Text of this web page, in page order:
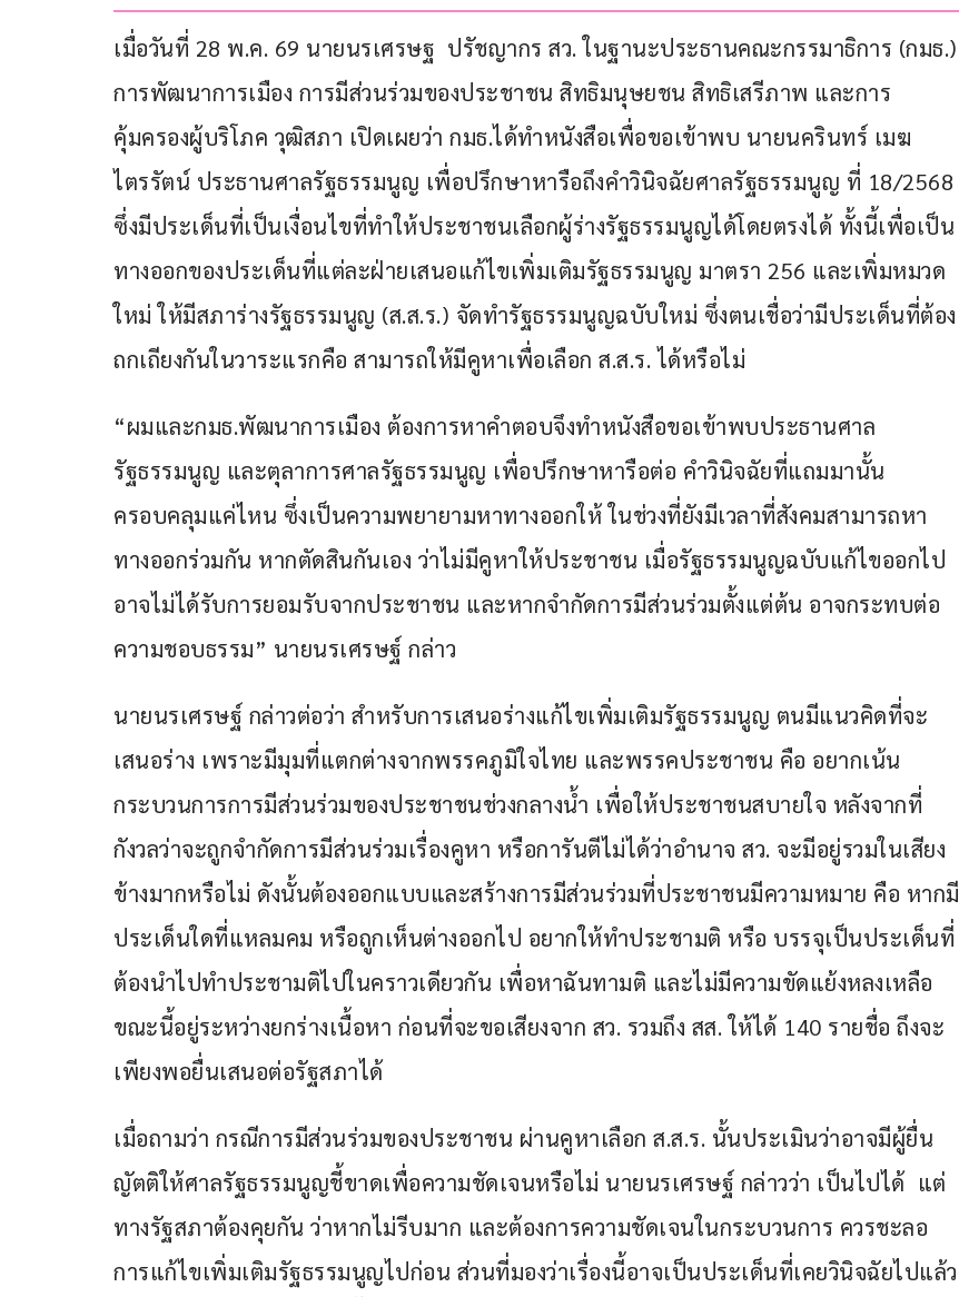
เมื่อวันที่ 28 พ.ค. 69 นายนรเศรษฐ  ปรัชญากร สว. ในฐานะประธานคณะกรรมาธิการ (กมธ.)
การพัฒนาการเมือง การมีส่วนร่วมของประชาชน สิทธิมนุษยชน สิทธิเสรีภาพ และการ
คุ้มครองผู้บริโภค วุฒิสภา เปิดเผยว่า กมธ.ได้ทำหนังสือเพื่อขอเข้าพบ นายนครินทร์ เมฆ
ไตรรัตน์ ประธานศาลรัฐธรรมนูญ เพื่อปรึกษาหารือถึงคำวินิจฉัยศาลรัฐธรรมนูญ ที่ 18/2568
ซึ่งมีประเด็นที่เป็นเงื่อนไขที่ทำให้ประชาชนเลือกผู้ร่างรัฐธรรมนูญได้โดยตรงได้ ทั้งนี้เพื่อเป็น
ทางออกของประเด็นที่แต่ละฝ่ายเสนอแก้ไขเพิ่มเติมรัฐธรรมนูญ มาตรา 256 และเพิ่มหมวด
ใหม่ ให้มีสภาร่างรัฐธรรมนูญ (ส.ส.ร.) จัดทำรัฐธรรมนูญฉบับใหม่ ซึ่งตนเชื่อว่ามีประเด็นที่ต้อง
ถกเถียงกันในวาระแรกคือ สามารถให้มีคูหาเพื่อเลือก ส.ส.ร. ได้หรือไม่
“ผมและกมธ.พัฒนาการเมือง ต้องการหาคำตอบจึงทำหนังสือขอเข้าพบประธานศาล
รัฐธรรมนูญ และตุลาการศาลรัฐธรรมนูญ เพื่อปรึกษาหารือต่อ คำวินิจฉัยที่แถมมานั้น
ครอบคลุมแค่ไหน ซึ่งเป็นความพยายามหาทางออกให้ ในช่วงที่ยังมีเวลาที่สังคมสามารถหา
ทางออกร่วมกัน หากตัดสินกันเอง ว่าไม่มีคูหาให้ประชาชน เมื่อรัฐธรรมนูญฉบับแก้ไขออกไป
อาจไม่ได้รับการยอมรับจากประชาชน และหากจำกัดการมีส่วนร่วมตั้งแต่ต้น อาจกระทบต่อ
ความชอบธรรม” นายนรเศรษฐ์ กล่าว
นายนรเศรษฐ์ กล่าวต่อว่า สำหรับการเสนอร่างแก้ไขเพิ่มเติมรัฐธรรมนูญ ตนมีแนวคิดที่จะ
เสนอร่าง เพราะมีมุมที่แตกต่างจากพรรคภูมิใจไทย และพรรคประชาชน คือ อยากเน้น
กระบวนการการมีส่วนร่วมของประชาชนช่วงกลางน้ำ เพื่อให้ประชาชนสบายใจ หลังจากที่
กังวลว่าจะถูกจำกัดการมีส่วนร่วมเรื่องคูหา หรือการันตีไม่ได้ว่าอำนาจ สว. จะมีอยู่รวมในเสียง
ข้างมากหรือไม่ ดังนั้นต้องออกแบบและสร้างการมีส่วนร่วมที่ประชาชนมีความหมาย คือ หากมี
ประเด็นใดที่แหลมคม หรือถูกเห็นต่างออกไป อยากให้ทำประชามติ หรือ บรรจุเป็นประเด็นที่
ต้องนำไปทำประชามติไปในคราวเดียวกัน เพื่อหาฉันทามติ และไม่มีความขัดแย้งหลงเหลือ
ขณะนี้อยู่ระหว่างยกร่างเนื้อหา ก่อนที่จะขอเสียงจาก สว. รวมถึง สส. ให้ได้ 140 รายชื่อ ถึงจะ
เพียงพอยื่นเสนอต่อรัฐสภาได้
เมื่อถามว่า กรณีการมีส่วนร่วมของประชาชน ผ่านคูหาเลือก ส.ส.ร. นั้นประเมินว่าอาจมีผู้ยื่น
ญัตติให้ศาลรัฐธรรมนูญชี้ขาดเพื่อความชัดเจนหรือไม่ นายนรเศรษฐ์ กล่าวว่า เป็นไปได้  แต่
ทางรัฐสภาต้องคุยกัน ว่าหากไม่รีบมาก และต้องการความชัดเจนในกระบวนการ ควรชะลอ
การแก้ไขเพิ่มเติมรัฐธรรมนูญไปก่อน ส่วนที่มองว่าเรื่องนี้อาจเป็นประเด็นที่เคยวินิจฉัยไปแล้ว